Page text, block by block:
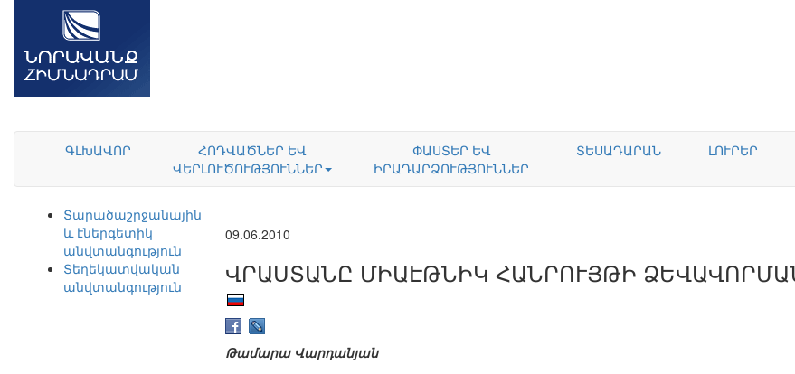
ԳԼԽԱՎՈՐ
ՀՈԴՎԱԾՆԵՐ ԵՎ
ՎԵՐԼՈՒԾՈՒԹՅՈՒՆՆԵՐ
ՓԱՍՏԵՐ ԵՎ
ԻՐԱԴԱՐՁՈՒԹՅՈՒՆՆԵՐ
ՏԵՍԱԴԱՐԱՆ ԼՈՒՐԵՐ
Տարածաշրջանային
և էներգետիկ
անվտանգություն
Տեղեկատվական
անվտանգություն
09.06.2010
ՎՐԱՍՏԱՆԸ ՄԻԱԷԹՆԻԿ ՀԱՆՐՈՒՅԹԻ
Թամարա Վարդանյան